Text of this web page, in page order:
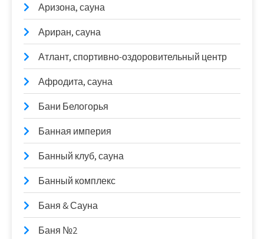
Аризона, сауна
Ариран, сауна
Атлант, спортивно-оздоровительный центр
Афродита, сауна
Бани Белогорья
Банная империя
Банный клуб, сауна
Банный комплекс
Баня & Сауна
Баня №2